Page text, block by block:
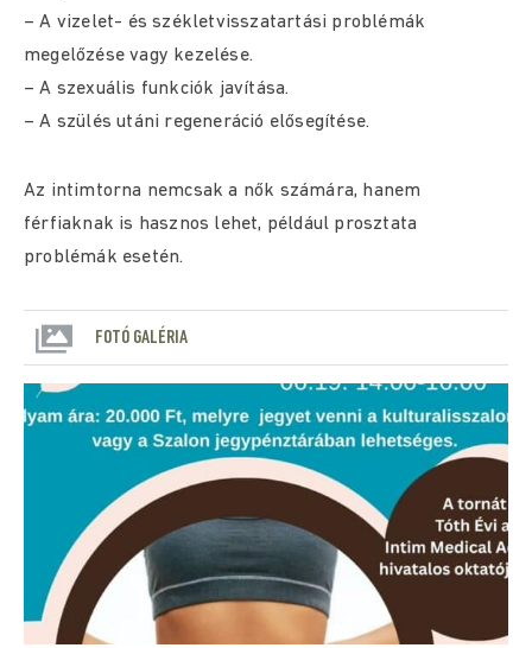
– A vizelet- és székletvisszatartási problémák
megelőzése vagy kezelése.
– A szexuális funkciók javítása.
– A szülés utáni regeneráció elősegítése.
Az intimtorna nemcsak a nők számára, hanem
férfiaknak is hasznos lehet, például prosztata
problémák esetén.
FOTÓ GALÉRIA